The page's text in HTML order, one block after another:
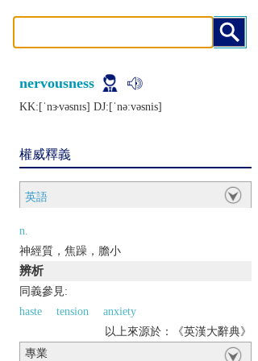
nervousness
KK:[ˈnɝvǝsnɪs] DJ:[ˈnǝːvǝsnis]
權威釋義
英語
n.
神經質，焦躁，膽小
辨析
同義參見:
haste
tension
anxiety
以上來源於：《英漢大辭典》
專業